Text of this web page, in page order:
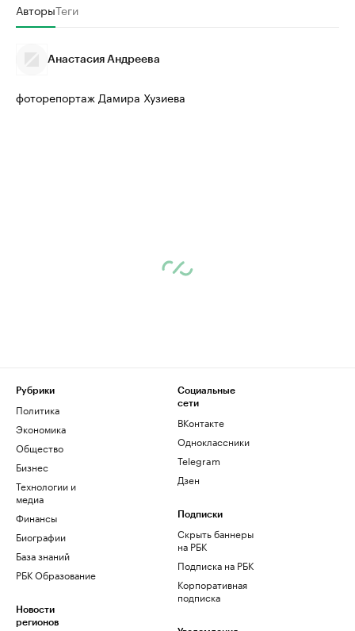
АвторыТеги
Анастасия Андреева
фоторепортаж Дамира Хузиева
Рубрики
Политика
Экономика
Общество
Бизнес
Технологии и
медиа
Финансы
Биографии
База знаний
РБК Образование
Новости
регионов
Социальные
сети
ВКонтакте
Одноклассники
Telegram
Дзен
Подписки
Скрыть баннеры
на РБК
Подписка на РБК
Корпоративная
подписка